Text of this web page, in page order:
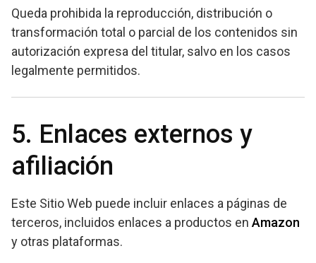
Queda prohibida la reproducción, distribución o
transformación total o parcial de los contenidos sin
autorización expresa del titular, salvo en los casos
legalmente permitidos.
5. Enlaces externos y
afiliación
Este Sitio Web puede incluir enlaces a páginas de
terceros, incluidos enlaces a productos en Amazon
y otras plataformas.